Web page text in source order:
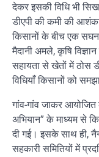
देकर इसकी विधि भी
डीएपी की कमी की
किसानों के बीच एक
मैदानी अमले, कृषि
सहायता से खेतों में ठोस
विधियाँ किसानों को
गांव-गांव जाकर
अभियान” के माध्यम से
दी गई। इसके साथ ही,
सहकारी समितियों में